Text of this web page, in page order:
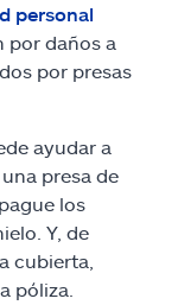
personal
por daños a
por presas
ayudar a
presa de
los
Y, de
cubierta,
póliza.